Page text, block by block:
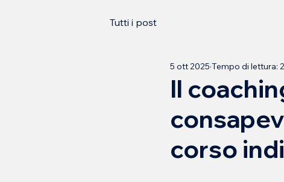
Tutti i post
Il
corso
5 ott 2025 Tempo di lettura: